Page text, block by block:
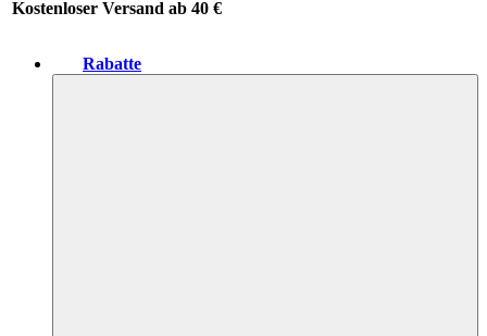
Kostenloser Versand ab 40 €
Rabatte